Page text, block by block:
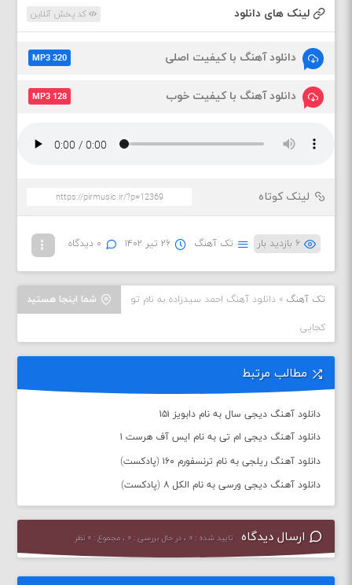
لینک های دانلود کد پخش آنلاین
دانلود آهنگ با کیفیت اصلی MP3 320
دانلود آهنگ با کیفیت خوب MP3 128
لینک کوتاه
۶ بازدید بار تک آهنگ ۲۶ تیر ۱۴۰۲ ۰ دیدگاه
شما اینجا هستید تک آهنگ »دانلود آهنگ احمد سیدزاده به نام تو
کجایی
مطالب مرتبط
دانلود آهنگ دیجی سال به نام دابویز ۱۵۱
دانلود آهنگ دیجی ام تی به نام ایس آف هرست ۱
دانلود آهنگ ریلجی به نام ترنسفورم ۱۶۰ (پادکست)
دانلود آهنگ دیجی ورسی به نام الکل ۸ (پادکست)
ارسال دیدگاه تایید شده : ۰ ، در حال بررسی : ۰ ، مجموع : ۰ نظر